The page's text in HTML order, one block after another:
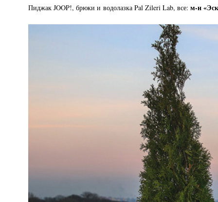
Пиджак JOOP!, брюки и водолазка Pal Zileri Lab, все: м-н